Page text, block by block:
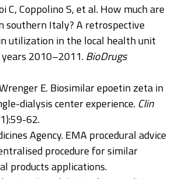
C, Coppolino S, et al. How much are
southern Italy? A retrospective
utilization in the local health unit
2010–2011.BioDrugs
E. Biosimilar epoetin zeta in
dialysis center experience. Clin
62.
Agency. EMA procedural advice
procedure for similar
products applications.